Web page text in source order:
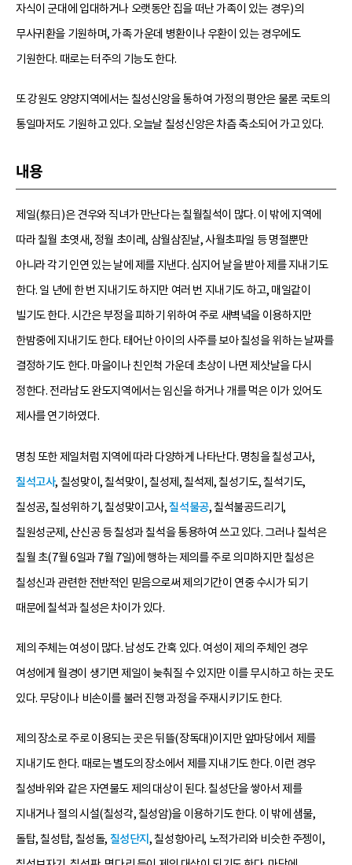
자식이 군대에 입대하거나 오랫동안 집을 떠난 가족이 있는 경우)의
무사귀환을 기원하며, 가족 가운데 병환이나 우환이 있는 경우에도
기원한다. 때로는 터주의 기능도 한다.
또 강원도 양양지역에서는 칠성신앙을 통하여 가정의 평안은 물론 국토의
통일마저도 기원하고 있다. 오늘날 칠성신앙은 차츰 축소되어 가고 있다.
내용
제일(祭日)은 견우와 직녀가 만난다는 칠월칠석이 많다. 이 밖에 지역에
따라 칠월 초엿새, 정월 초이레, 삼월삼짇날, 사월초파일 등 명절뿐만
아니라 각기 인연 있는 날에 제를 지낸다. 심지어 날을 받아 제를 지내기도
한다. 일 년에 한 번 지내기도 하지만 여러 번 지내기도 하고, 매일같이
빌기도 한다. 시간은 부정을 피하기 위하여 주로 새벽녘을 이용하지만
한밤중에 지내기도 한다. 태어난 아이의 사주를 보아 칠성을 위하는 날짜를
결정하기도 한다. 마을이나 친인척 가운데 초상이 나면 제삿날을 다시
정한다. 전라남도 완도지역에서는 임신을 하거나 개를 먹은 이가 있어도
제사를 연기하였다.
명칭 또한 제일처럼 지역에 따라 다양하게 나타난다. 명칭을 칠성고사,
칠석고사, 칠성맞이, 칠석맞이, 칠성제, 칠석제, 칠성기도, 칠석기도,
칠성공, 칠성위하기, 칠성맞이고사,칠석불공, 칠석불공드리기,
칠원성군제, 산신공 등 칠성과 칠석을 통용하여 쓰고 있다. 그러나 칠석은
칠월 초(7월 6일과 7월 7일)에 행하는 제의를 주로 의미하지만 칠성은
칠성신과 관련한 전반적인 믿음으로써 제의기간이 연중 수시가 되기
때문에 칠석과 칠성은 차이가 있다.
제의 주체는 여성이 많다. 남성도 간혹 있다. 여성이 제의 주체인 경우
여성에게 월경이 생기면 제일이 늦춰질 수 있지만 이를 무시하고 하는 곳도
있다. 무당이나 비손이를 불러 진행 과정을 주재시키기도 한다.
제의 장소로 주로 이용되는 곳은 뒤뜰(장독대)이지만 앞마당에서 제를
지내기도 한다. 때로는 별도의 장소에서 제를 지내기도 한다. 이런 경우
칠성바위와 같은 자연물도 제의 대상이 된다. 칠성단을 쌓아서 제를
지내거나 절의 시설(칠성각, 칠성암)을 이용하기도 한다. 이 밖에 샘물,
돌탑, 칠성탑, 칠성돌, 칠성단지, 칠성항아리, 노적가리와 비슷한 주젱이,